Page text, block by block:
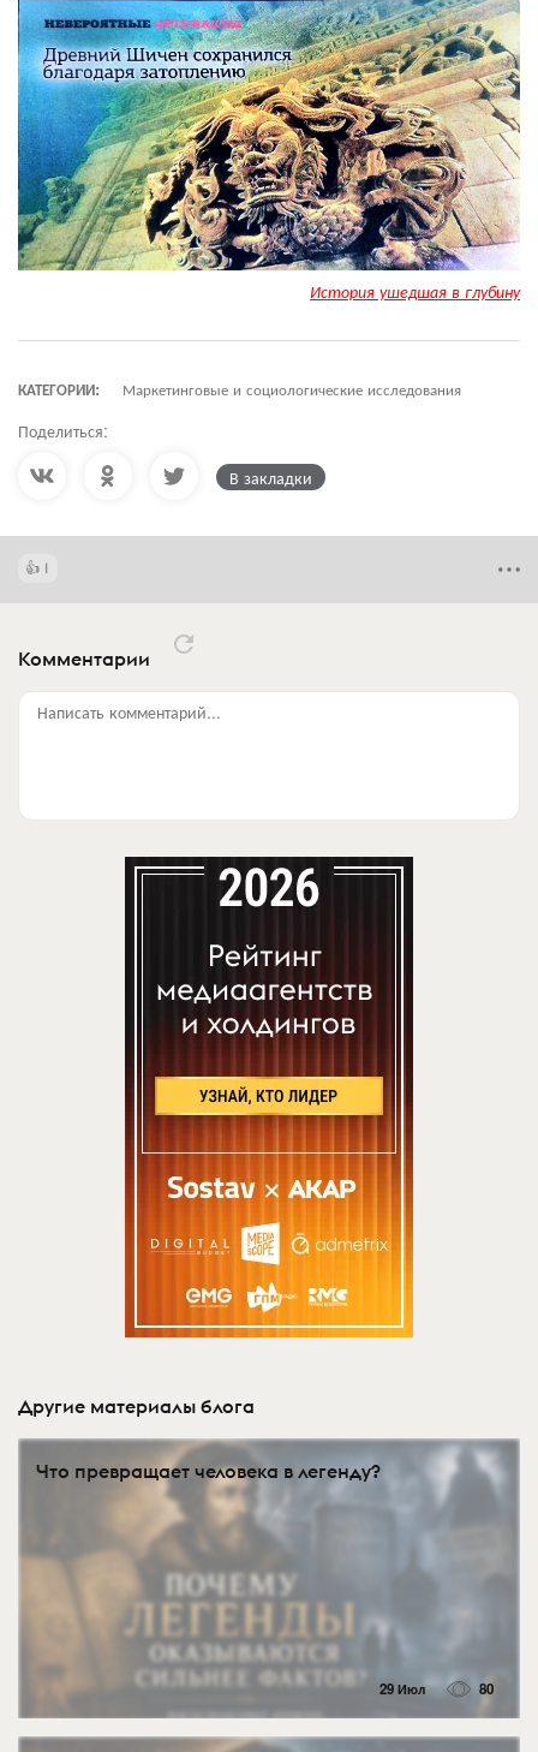
История ушедшая в глубину
КАТЕГОРИИ: Маркетинговые и социологические исследования
Поделиться:
В закладки
1
Комментарии
Написать комментарий...
Другие материалы блога
Что превращает человека в легенду?
29 Июл 80